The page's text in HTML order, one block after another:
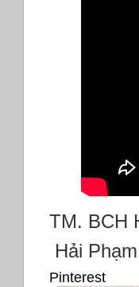
TM. BCH
Hải Phạm
Pinterest